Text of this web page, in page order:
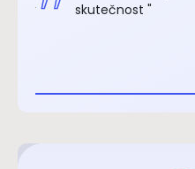
skutečnost "